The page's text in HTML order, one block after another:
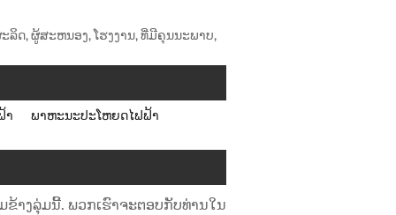
ລິດ, ຜູ້ສະຫນອງ, ໂຮງງານ, ທີ່ມີຄຸນນະພາບ,
າ
ພາຫະນະປະໂຫຍດໄຟຟ້າ
າງລຸ່ມນີ້. ພວກເຮົາຈະຕອບກັບທ່ານໃນ